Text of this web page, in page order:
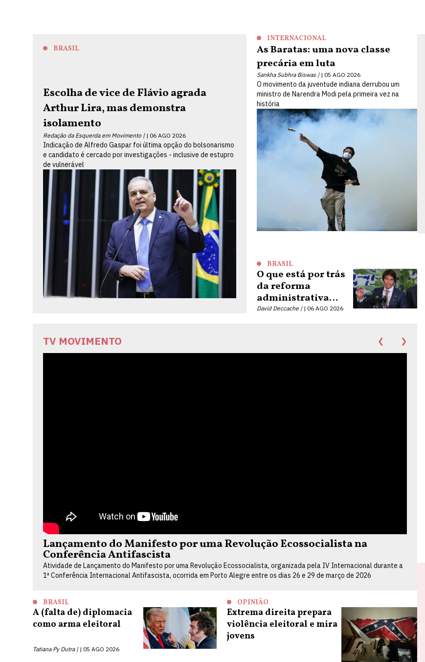
BRASIL
Escolha de vice de Flávio agrada
Arthur Lira, mas demonstra
isolamento
Redação da Esquerda em Movimento | 06 AGO 2026
Indicação de Alfredo Gaspar foi última opção do bolsonarismo
e candidato é cercado por investigações - inclusive de estupro
de vulnerável
INTERNACIONAL
As Baratas: uma nova classe
precária em luta
Sankha Subhra Biswas | 05 AGO 2026
O movimento da juventude indiana derrubou um
ministro de Narendra Modi pela primeira vez na
história
BRASIL
O que está por trás
da reforma
administrativa
liderada por Pedro
David Deccache | 06 AGO 2026
TV MOVIMENTO ❮ ❯
Lançamento do Manifesto por uma Revolução Ecossocialista na
Conferência Antifascista
Atividade de Lançamento do Manifesto por uma Revolução Ecossocialista, organizada pela IV Internacional durante a
1ª Conferência Internacional Antifascista, ocorrida em Porto Alegre entre os dias 26 e 29 de março de 2026
BRASIL
A (falta de) diplomacia
como arma eleitoral
Tatiana Py Dutra | 05 AGO 2026
OPINIÃO
Extrema direita prepara
violência eleitoral e mira
jovens